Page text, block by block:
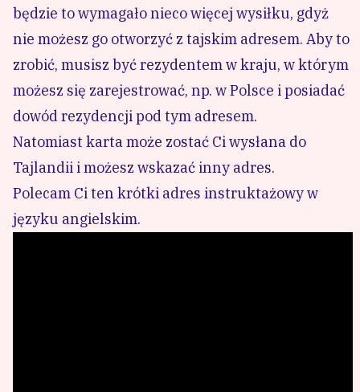
będzie to wymagało nieco więcej wysiłku, gdyż
nie możesz go otworzyć z tajskim adresem. Aby to
zrobić, musisz być rezydentem w kraju, w którym
możesz się zarejestrować, np. w Polsce i posiadać
dowód rezydencji pod tym adresem.
Natomiast karta może zostać Ci wysłana do
Tajlandii i możesz wskazać inny adres.
Polecam Ci ten krótki adres instruktażowy w
języku angielskim.